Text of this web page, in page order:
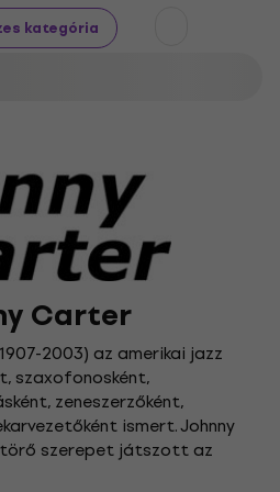
kategória
Carter
2003) az amerikai jazz
szaxofonosként,
zeneszerzőként,
ismert. Johnny
szerepet játszott az
és a Fletcher Henderson